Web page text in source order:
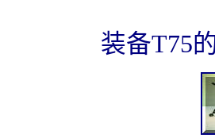
装备T75